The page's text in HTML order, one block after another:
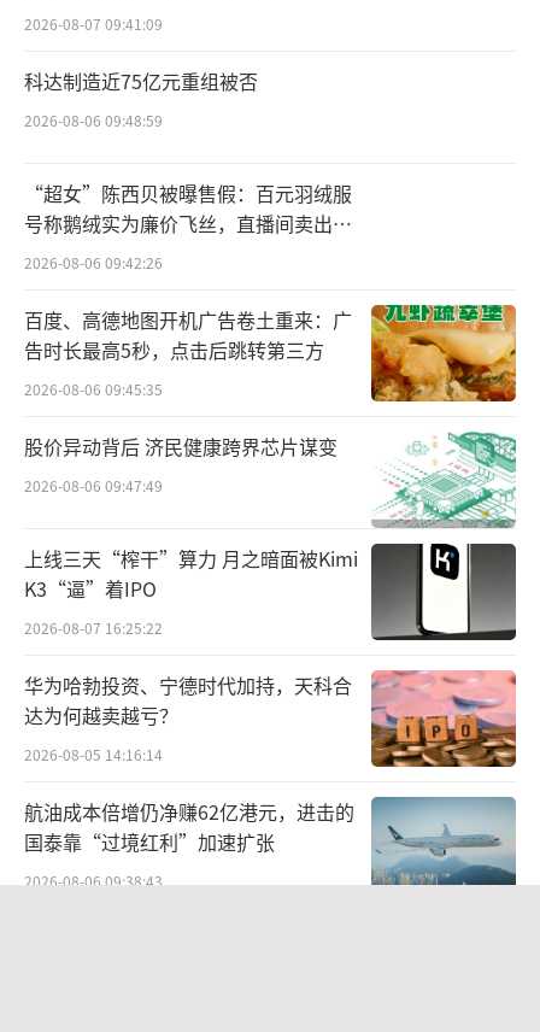
图片数据来源：同花顺问财；制图：赛柏蓝
加速退场
医药流通行业进入强者分蛋糕、弱者被逐
步淘汰的局面，集中度持续攀升，市场格局逐
即国药控股、上海医药、华润医药、九州
通、重庆医药-中国医药联合体五大千亿级全国
头部药商，占据全国主流市场；一批具备优质
终端资源的地方特色流通企业，凭借本地化运
营优势留存市场空间。
传统分销之外，头部流通企业将更多精力
终端推广服务，以获取更高的毛利率。
赛柏蓝在第92届药交会药品流通行业供给
2026-08-07 09:41:09
科达制造近75亿元重组被否
2026-08-06 09:48:59
“超女”陈西贝被曝售假：百元羽绒服
号称鹅绒实为廉价飞丝，直播间卖出超
百万元
2026-08-06 09:42:26
百度、高德地图开机广告卷土重来：广
告时长最高5秒，点击后跳转第三方
2026-08-06 09:45:35
股价异动背后 济民健康跨界芯片谋变
2026-08-06 09:47:49
上线三天“榨干”算力 月之暗面被Kimi
K3“逼”着IPO
2026-08-07 16:25:22
华为哈勃投资、宁德时代加持，天科合
达为何越卖越亏？
2026-08-05 14:16:14
航油成本倍增仍净赚62亿港元，进击的
国泰靠“过境红利”加速扩张
2026-08-06 09:38:43